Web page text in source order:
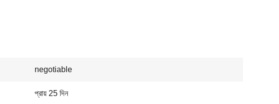
negotiable
প্রায় 25 দিন